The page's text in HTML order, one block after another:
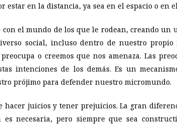
estar en la distancia, ya sea en el espacio o en
con el mundo de los que le rodean, creando
social, incluso dentro de nuestro propio
o creemos que nos amenaza. Las
intenciones de los demás. Es un
prójimo para defender nuestro micromundo.
hacer juicios y tener prejuicios. La gran
necesaria, pero siempre que sea